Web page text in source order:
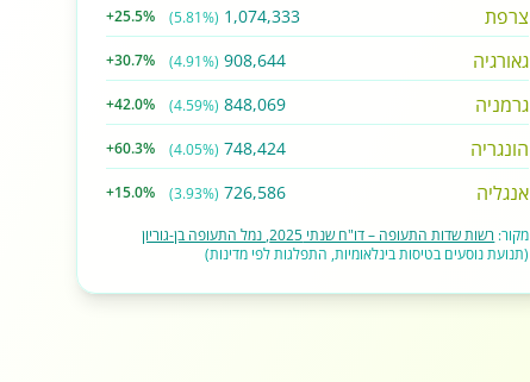
צרפת 1,074,333
(5.81%)
+25.5%
גאורגיה 908,644
(4.91%)
+30.7%
גרמניה 848,069
(4.59%)
+42.0%
הונגריה 748,424
(4.05%)
+60.3%
אנגליה 726,586
(3.93%)
+15.0%
מקור: רשות שדות התעופה – דו"ח שנתי 2025, נמל התעופה בן-גוריון
(תנועת נוסעים בטיסות בינלאומיות, התפלגות לפי מדינות)